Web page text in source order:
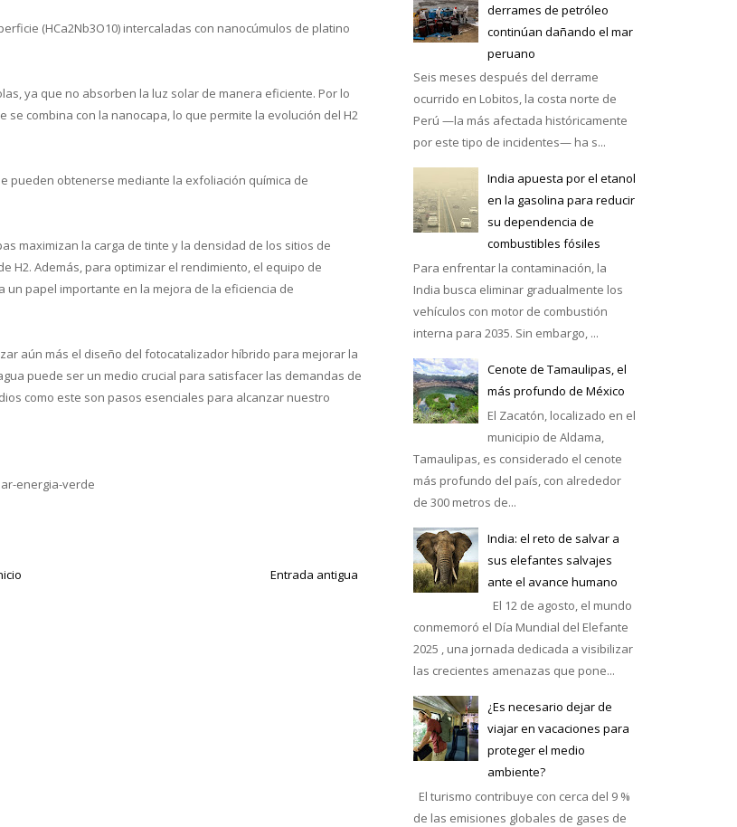
el mejor calentador solar de México
(HCa2Nb3O10) intercaladas con nanocúmulos de platino
ya que no absorben la luz solar de manera eficiente. Por lo
combina con la nanocapa, lo que permite la evolución del H2
pueden obtenerse mediante la exfoliación química de
maximizan la carga de tinte y la densidad de los sitios de
H2. Además, para optimizar el rendimiento, el equipo de
papel importante en la mejora de la eficiencia de
aún más el diseño del fotocatalizador híbrido para mejorar la
puede ser un medio crucial para satisfacer las demandas de
como este son pasos esenciales para alcanzar nuestro
energia-verde
Entrada antigua
derrames de petróleo
continúan dañando el mar
peruano
Seis meses después del derrame
ocurrido en Lobitos, la costa norte de
Perú —la más afectada históricamente
por este tipo de incidentes— ha s...
India apuesta por el etanol
en la gasolina para reducir
su dependencia de
combustibles fósiles
Para enfrentar la contaminación, la
India busca eliminar gradualmente los
vehículos con motor de combustión
interna para 2035. Sin embargo, ...
Cenote de Tamaulipas, el
más profundo de México
El Zacatón, localizado en el
municipio de Aldama,
Tamaulipas, es considerado el cenote
más profundo del país, con alrededor
de 300 metros de...
India: el reto de salvar a
sus elefantes salvajes
ante el avance humano
El 12 de agosto, el mundo
conmemoró el Día Mundial del Elefante
2025 , una jornada dedicada a visibilizar
las crecientes amenazas que pone...
¿Es necesario dejar de
viajar en vacaciones para
proteger el medio
ambiente?
El turismo contribuye con cerca del 9 %
de las emisiones globales de gases de